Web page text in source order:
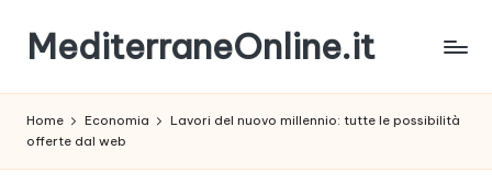
content
MediterraneOnline.it
aggiornato
Home Economia
Lavori del nuovo millennio: tutte le possibilità
offerte dal web